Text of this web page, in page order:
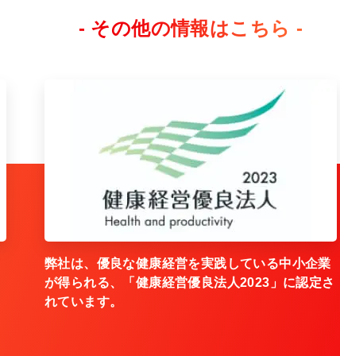
- その他の情報はこちら -
弊社は、優良な健康経営を実践している中小企業
が得られる、「健康経営優良法人2023」に認定さ
れています。